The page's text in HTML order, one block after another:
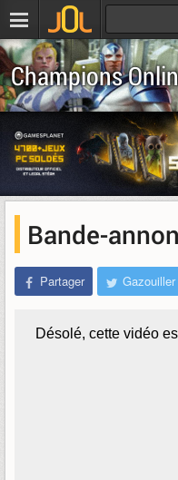
Champions
Bande-
Partager Gazouiller